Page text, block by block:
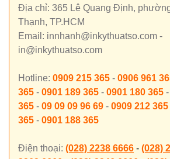
Địa chỉ: 365 Lê Quang Định,
Thạnh, TP.HCM
Email: innhanh@inkythuatso.com -
in@inkythuatso.com
Hotline: 0909 215 365 - 0906 961
365 - 0901 189 365 - 0901 180 365 -
365 - 09 09 09 96 69 - 0909 212 365
365 - 0901 188 365
Điện thoại: (028) 2238 6666 - (028)